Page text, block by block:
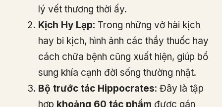
lý vết thương thời ấy.
Kịch Hy Lạp: Trong những vở hài kịch
hay bi kịch, hình ảnh các thầy thuốc hay
cách chữa bệnh cũng xuất hiện, giúp bổ
sung khía cạnh đời sống thường nhật.
Bộ trước tác Hippocrates: Đây là tập
hợp khoảng 60 tác phẩm được gán